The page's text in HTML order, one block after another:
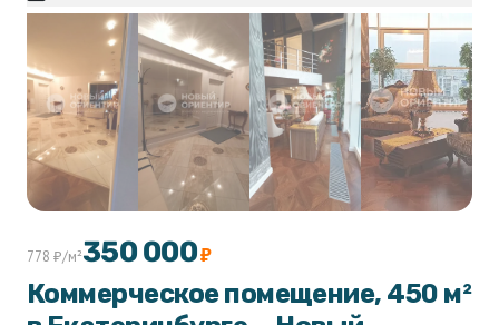
Коммерческое помещение, 450 м²
778 ₽/м²350 000₽